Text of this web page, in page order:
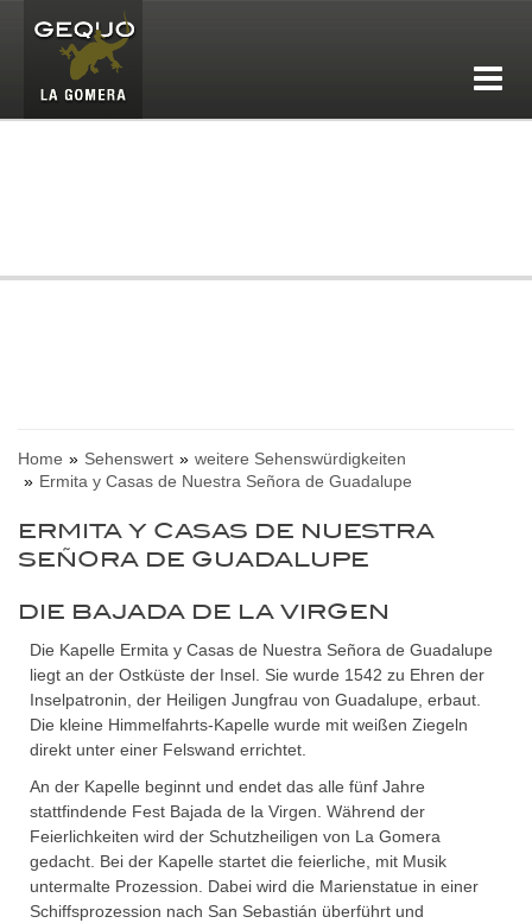
Home Sehenswert
weitere Sehenswürdigkeiten
Ermita y Casas de Nuestra Señora de Guadalupe
ERMITA Y CASAS DE NUESTRA
SEÑORA DE GUADALUPE
DIE BAJADA DE LA VIRGEN
Die Kapelle Ermita y Casas de Nuestra Señora de Guadalupe
liegt an der Ostküste der Insel. Sie wurde 1542 zu Ehren der
Inselpatronin, der Heiligen Jungfrau von Guadalupe, erbaut.
Die kleine Himmelfahrts-Kapelle wurde mit weißen Ziegeln
direkt unter einer Felswand errichtet.
An der Kapelle beginnt und endet das alle fünf Jahre
stattfindende Fest Bajada de la Virgen. Während der
Feierlichkeiten wird der Schutzheiligen von La Gomera
gedacht. Bei der Kapelle startet die feierliche, mit Musik
untermalte Prozession. Dabei wird die Marienstatue in einer
Schiffsprozession nach San Sebastián überführt und